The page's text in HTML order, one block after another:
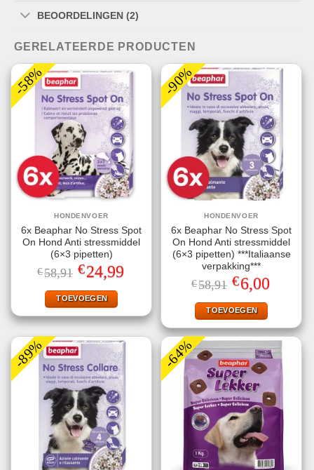
BEOORDELINGEN (2)
GERELATEERDE PRODUCTEN
-58%
HONDENVOER
6x Beaphar No Stress Spot
On Hond Anti stressmiddel
(6×3 pipetten)
€58,91 Oorspronkelijke
prijs
was:
€58,91.
€24,99Huidige
prijs
TOEVOEGEN
-90%
HONDENVOER
6x Beaphar No Stress Spot
On Hond Anti stressmiddel
(6×3 pipetten) ***Italiaanse
verpakking***
€58,91 Oorspronkelijke
prijs
was:
€58,91.
€6,00Huidige
prijs
TOEVOEGEN
-89% -64%